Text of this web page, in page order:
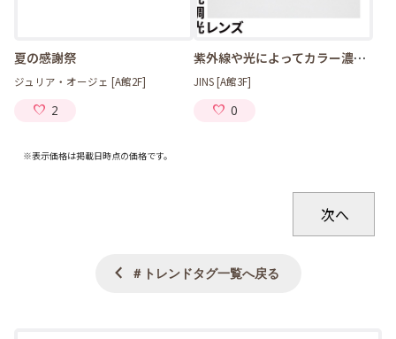
夏の感謝祭
ジュリア・オージェ [A館2F]
2
紫外線や光によってカラー濃度が変化する可視光調光レンズ20%OFF開催中！
JINS [A館3F]
0
※表示価格は掲載日時点の価格です。
＃トレンドタグ一覧へ戻る